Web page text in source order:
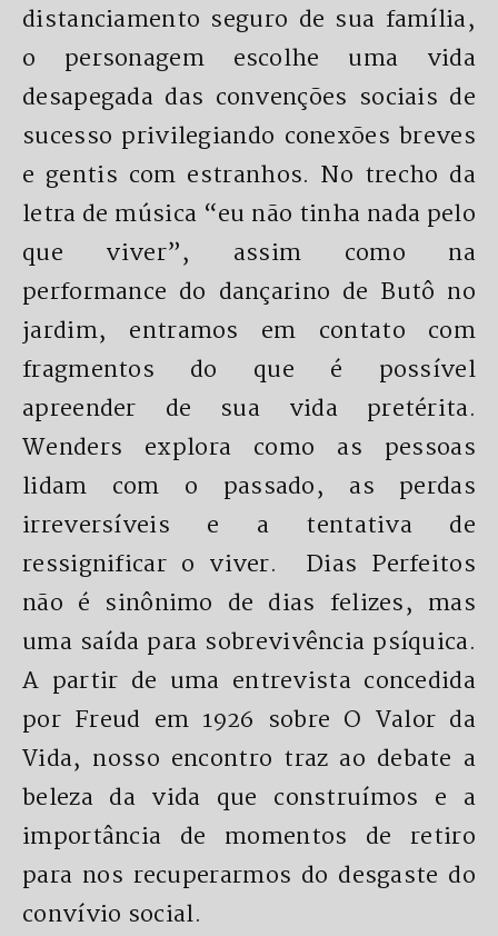
distanciamento seguro de sua família,
o personagem escolhe uma vida
desapegada das convenções sociais de
sucesso privilegiando conexões breves
e gentis com estranhos. No trecho da
letra de música “eu não tinha nada pelo
que viver”, assim como na
performance do dançarino de Butô no
jardim, entramos em contato com
fragmentos do que é possível
apreender de sua vida pretérita.
Wenders explora como as pessoas
lidam com o passado, as perdas
irreversíveis e a tentativa de
ressignificar o viver. Dias Perfeitos
não é sinônimo de dias felizes, mas
uma saída para sobrevivência psíquica.
A partir de uma entrevista concedida
por Freud em 1926 sobre O Valor da
Vida, nosso encontro traz ao debate a
beleza da vida que construímos e a
importância de momentos de retiro
para nos recuperarmos do desgaste do
convívio social.